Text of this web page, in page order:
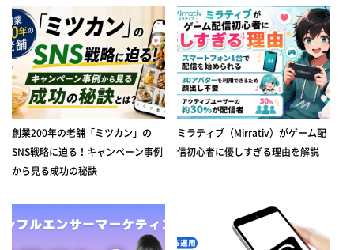
創業200年の老舗「ミツカン」の
SNS戦略に迫る！キャンペーン事例
から見る成功の秘訣
ミラティブ（Mirrativ）がゲーム配
信初心者に優しすぎる理由を解説